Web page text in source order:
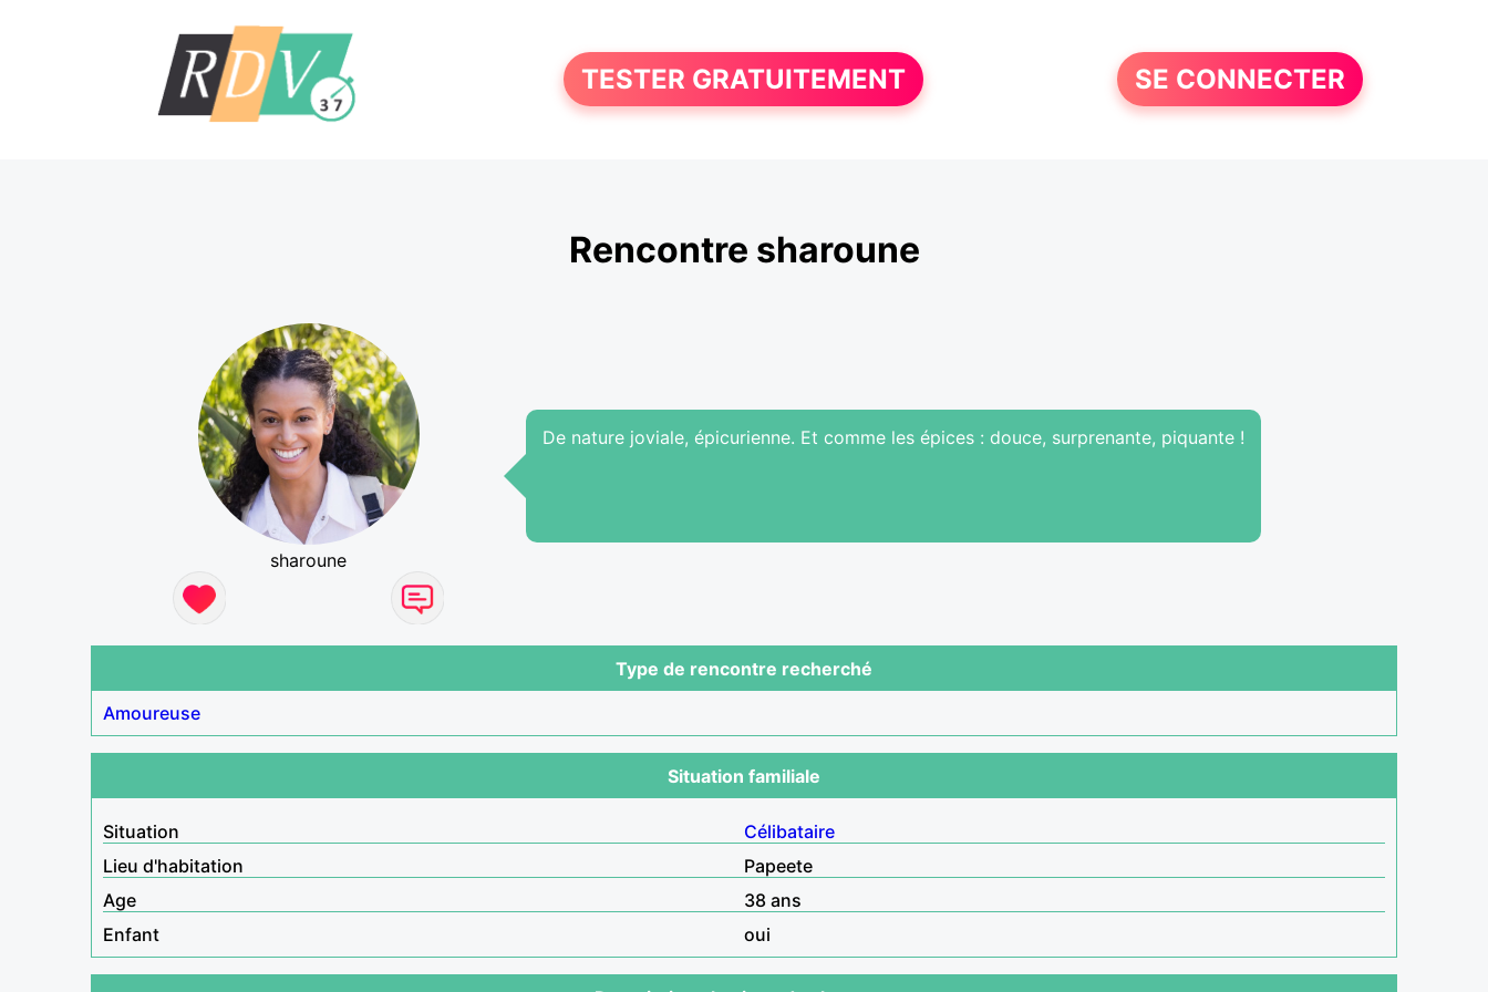
TESTER GRATUITEMENT SE CONNECTER
Rencontre sharoune
sharoune
De nature joviale, épicurienne. Et comme les épices : douce, surprenante, piquante !
Type de rencontre recherché
Amoureuse
Situation familiale
Situation
Célibataire
Lieu d'habitation
Papeete
Age
38 ans
Enfant
oui